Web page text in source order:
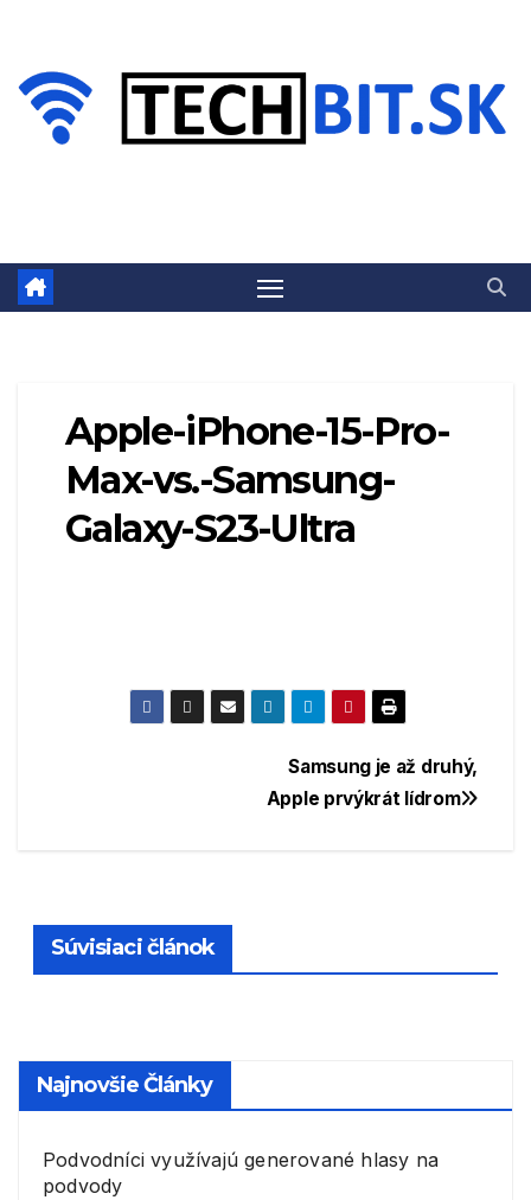
obsah
Apple-iPhone-15-Pro-
Max-vs.-Samsung-
Galaxy-S23-Ultra
Samsung je až druhý,
Apple prvýkrát lídrom
Súvisiaci článok
Najnovšie Články
Podvodníci využívajú generované hlasy na
podvody